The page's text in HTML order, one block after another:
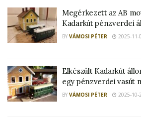
Megérkezett az AB
Kadarkút pénzverdei
BY VÁMOSI PÉTER 2025-11-
Elkészült Kadarkút
egy pénzverdei vasút
BY VÁMOSI PÉTER 2025-10-